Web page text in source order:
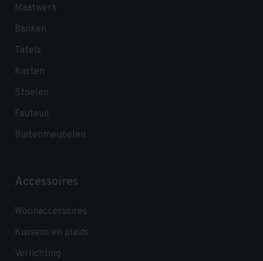
Maatwerk
Banken
Tafels
Kasten
Stoelen
Fauteuil
Buitenmeubelen
Accessoires
Woonaccessoires
Kussens en plaids
Verlichting